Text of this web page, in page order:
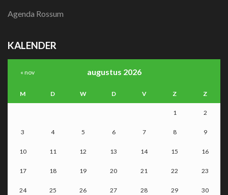
Agenda Rossum
KALENDER
augustus 2026
M D W D V Z Z
1 2
3 4 5 6 7 8 9
10 11 12 13 14 15 16
17 18 19 20 21 22 23
24 25 26 27 28 29 30
« nov